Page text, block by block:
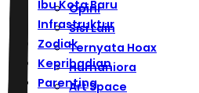
Ibu Kota Baru
Infrastruktur
Zodiak
Kepribadian
Parenting
Opini
Sisi Lain
Ternyata Hoax
Humaniora
Art Space